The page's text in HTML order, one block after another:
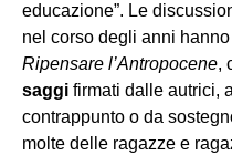
educazione”. Le
nel corso degli anni
Ripensare l’Antropocene,
saggi firmati dalle autrici,
contrappunto o da
molte delle ragazze e